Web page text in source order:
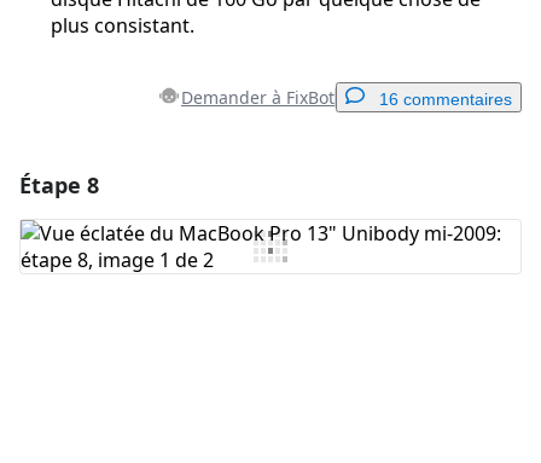
plus consistant.
Demander à FixBot 16 commentaires
Ajouter un commentaire
Étape 8